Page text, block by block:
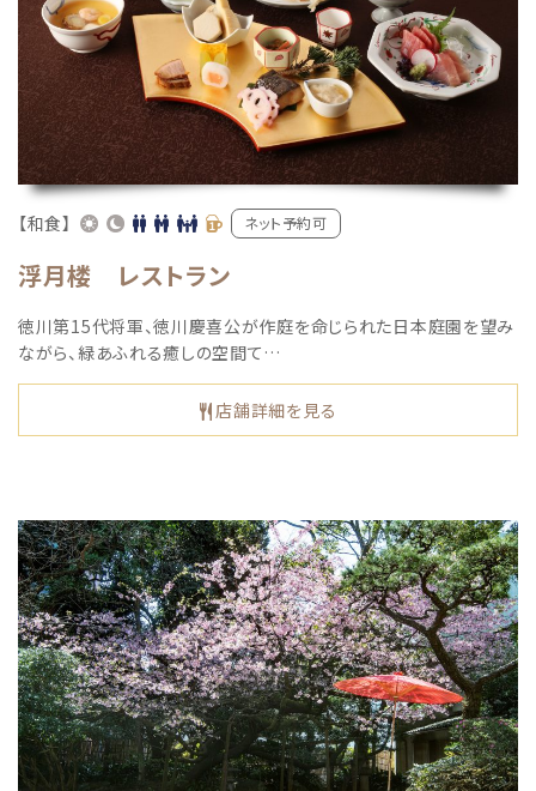
【和食】 ネット予約可
浮月楼 レストラン
徳川第15代将軍、徳川慶喜公が作庭を命じられた日本庭園を望み
ながら、緑あふれる癒しの空間て…
店舗詳細を見る